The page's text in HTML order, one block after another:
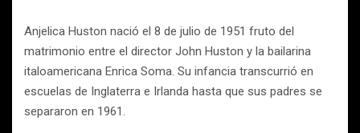
Anjelica Huston nació el 8 de julio de 1951 fruto del
matrimonio entre el director John Huston y la bailarina
italoamericana Enrica Soma. Su infancia transcurrió en
escuelas de Inglaterra e Irlanda hasta que sus padres se
separaron en 1961.